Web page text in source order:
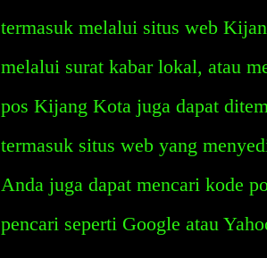
termasuk melalui situs web
melalui surat kabar lokal, atau
pos Kijang Kota juga dapat
termasuk situs web yang
Anda juga dapat mencari kode
pencari seperti Google atau